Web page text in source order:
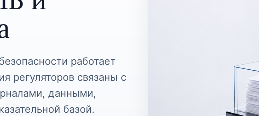
работает
регуляторов связаны с
данными,
базой.